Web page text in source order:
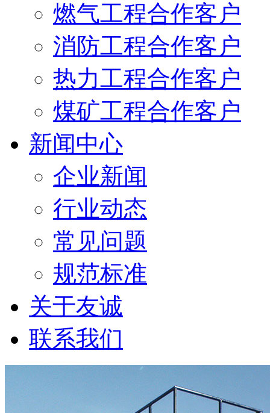
燃气工程合作客户
消防工程合作客户
热力工程合作客户
煤矿工程合作客户
新闻中心
企业新闻
行业动态
常见问题
规范标准
关于友诚
联系我们